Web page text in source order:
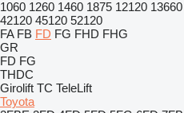
1060 1260 1460 1875 12120 13660
42120 45120 52120
FA FB FD FG FHD FHG
GR
FD FG
THDC
Girolift TC TeleLift
Toyota